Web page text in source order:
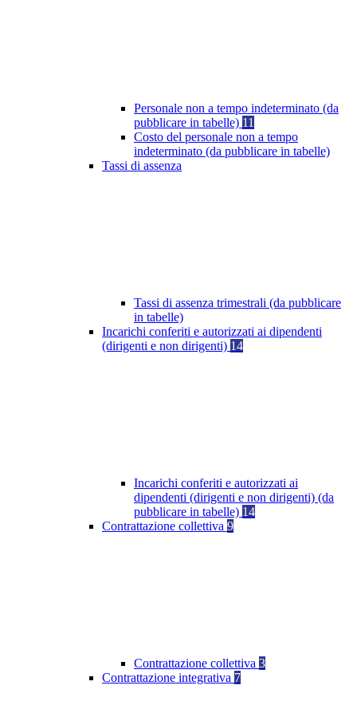
Personale non a tempo indeterminato (da
pubblicare in tabelle) 11
Costo del personale non a tempo
indeterminato (da pubblicare in tabelle)
Tassi di assenza
Tassi di assenza trimestrali (da pubblicare
in tabelle)
Incarichi conferiti e autorizzati ai dipendenti
(dirigenti e non dirigenti) 14
Incarichi conferiti e autorizzati ai
dipendenti (dirigenti e non dirigenti) (da
pubblicare in tabelle) 14
Contrattazione collettiva 9
Contrattazione collettiva 3
Contrattazione integrativa 7